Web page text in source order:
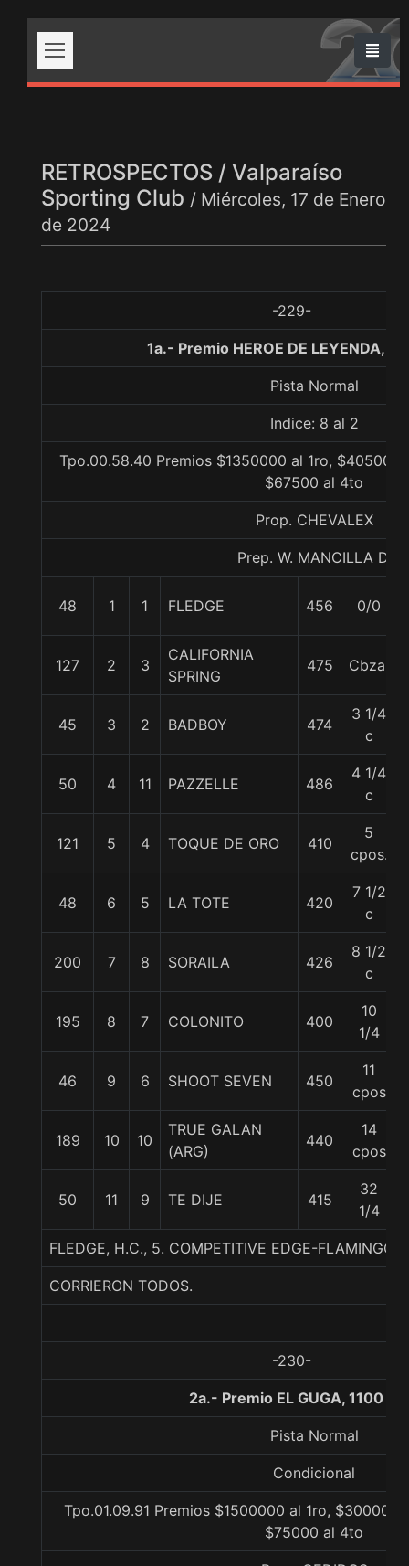
RETROSPECTOS / Valparaíso
Sporting Club / Miércoles, 17 de Enero
de 2024
-229-
1a.- Premio HEROE DE LEYENDA,
Pista Normal
Indice: 8 al 2
Tpo.00.58.40 Premios $1350000 al 1ro,
$67500 al 4to
Prop. CHEVALEX
Prep. W. MANCILLA D.
48 1 1 FLEDGE 456 0/0
127 2 3
CALIFORNIA
SPRING
475 Cbza.
45 3 2 BADBOY 474
3 1/4
c
50 4 11 PAZZELLE 486
4 1/4
c
121 5 4 TOQUE DE ORO 410
5
cpos.
48 6 5 LA TOTE 420
7 1/2
c
200 7 8 SORAILA 426
8 1/2
c
195 8 7 COLONITO 400
10
1/4
46 9 6 SHOOT SEVEN 450
11
cpos
189 10 10
TRUE GALAN
(ARG)
440
14
cpos
50 11 9 TE DIJE 415
32
1/4
FLEDGE, H.C., 5. COMPETITIVE EDGE-FLAMINGO
CORRIERON TODOS.
-230-
2a.- Premio EL GUGA, 1100
Pista Normal
Condicional
Tpo.01.09.91 Premios $1500000 al 1ro, $300000
$75000 al 4to